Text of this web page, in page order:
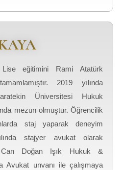
Lise eğitimini Rami Atatürk
2019 yılında
Üniversitesi Hukuk
mezun olmuştur. Öğrencilik
staj yaparak deneyim
stajyer avukat olarak
Can Doğan Işık Hukuk &
Avukat unvanı ile çalışmaya